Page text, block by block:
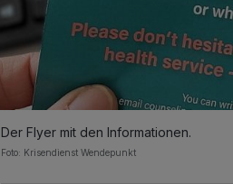
Der Flyer mit den Informationen.
Foto: Krisendienst Wendepunkt